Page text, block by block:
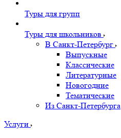
Туры для групп
Туры для школьников
В Санкт-Петербург
Выпускные
Классические
Литературные
Новогодние
Тематические
Из Санкт-Петербурга
Услуги